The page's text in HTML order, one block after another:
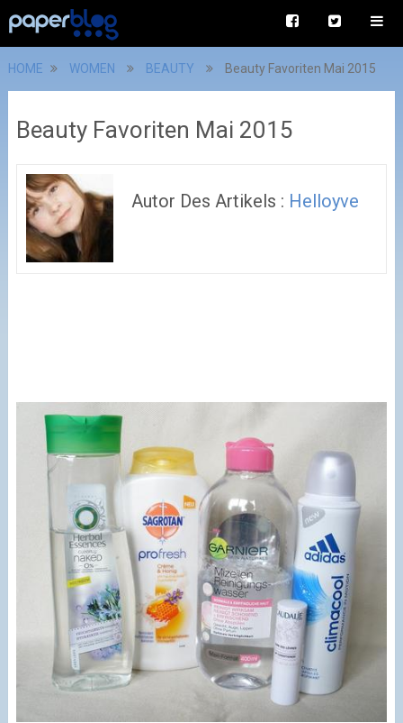
HOME WOMEN BEAUTY Beauty Favoriten Mai 2015
Beauty Favoriten Mai 2015
Autor Des Artikels : Helloyve